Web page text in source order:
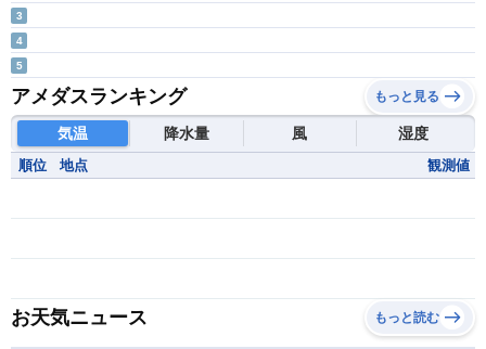
3
4
5
アメダスランキング もっと見る
気温 降水量 風 湿度
順位 地点 観測値
お天気ニュース もっと読む